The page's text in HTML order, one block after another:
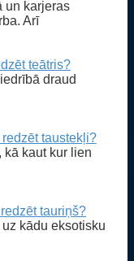
un karjeras
Arī
teātris?
draud
taustekļi?
kā kaut kur lien
tauriņš?
kādu eksotisku